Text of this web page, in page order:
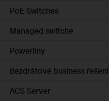
PoE Switches
Managed switche
Powerliny
Bezdrátové business řešení
ACS Server